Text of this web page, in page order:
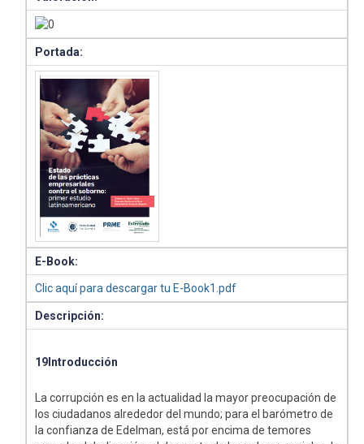
Portada:
E-Book:
Clic aquí para descargar tu E-Book1.pdf
Descripción:
19Introducción
La corrupción es en la actualidad la mayor preocupación de
los ciudadanos alrededor del mundo; para el barómetro de
la confianza de Edelman, está por encima de temores